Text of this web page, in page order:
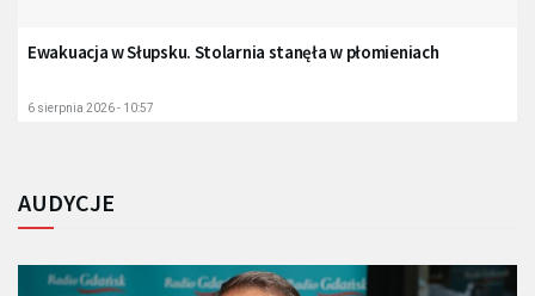
Ewakuacja w Słupsku. Stolarnia stanęła w płomieniach
6 sierpnia 2026 - 10:57
AUDYCJE